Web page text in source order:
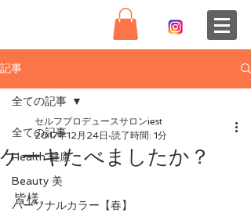
記事
全ての記事
Health 健康
Beauty 美
パーソナルカラー【春】
全ての記事
ケーキたべましたか？
セルフプロデュースサロンiest
2017年12月24日 読了時間: 1分
皆様。